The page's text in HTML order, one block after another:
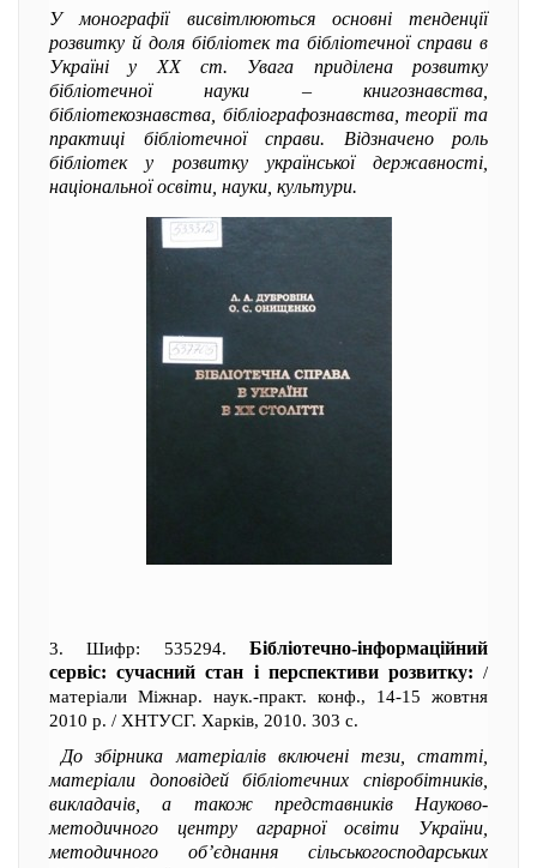
У монографії висвітлюються основні тенденції
розвитку й доля бібліотек та бібліотечної справи в
Україні у ХХ ст. Увага приділена розвитку
бібліотечної науки – книгознавства,
бібліотекознавства, бібліографознавства, теорії та
практиці бібліотечної справи. Відзначено роль
бібліотек у розвитку української державності,
національної освіти, науки, культури.
3. Шифр: 535294. Бібліотечно-інформаційний
сервіс: сучасний стан і перспективи розвитку: /
матеріали Міжнар. наук.-практ. конф., 14-15 жовтня
2010 р. / ХНТУСГ. Харків, 2010. 303 с.
До збірника матеріалів включені тези, статті,
матеріали доповідей бібліотечних співробітників,
викладачів, а також представників Науково-
методичного центру аграрної освіти України,
методичного об’єднання сільськогосподарських